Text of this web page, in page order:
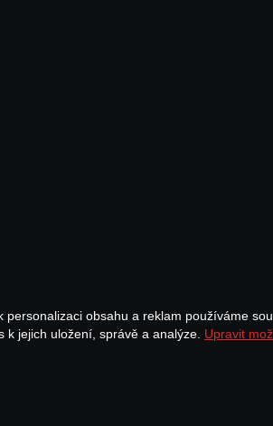
obsahu a reklam používáme
jejich uložení, správě a analýze. Upravit